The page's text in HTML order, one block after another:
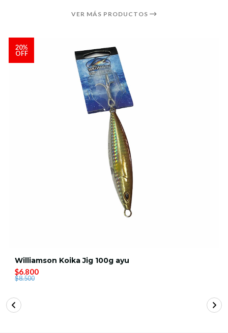
VER MÁS PRODUCTOS
20%
OFF
Williamson Koika Jig 100g ayu
$6.800
$8.500